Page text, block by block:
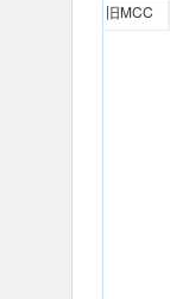
旧MCC